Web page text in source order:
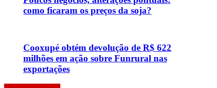
como ficaram os preços da soja?
Cooxupé obtém devolução de R$ 622
milhões em ação sobre Funrural nas
exportações